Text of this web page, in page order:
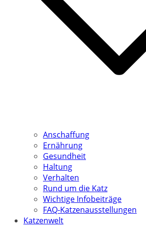
Anschaffung
Ernährung
Gesundheit
Haltung
Verhalten
Rund um die Katz
Wichtige Infobeiträge
FAQ-Katzenausstellungen
Katzenwelt